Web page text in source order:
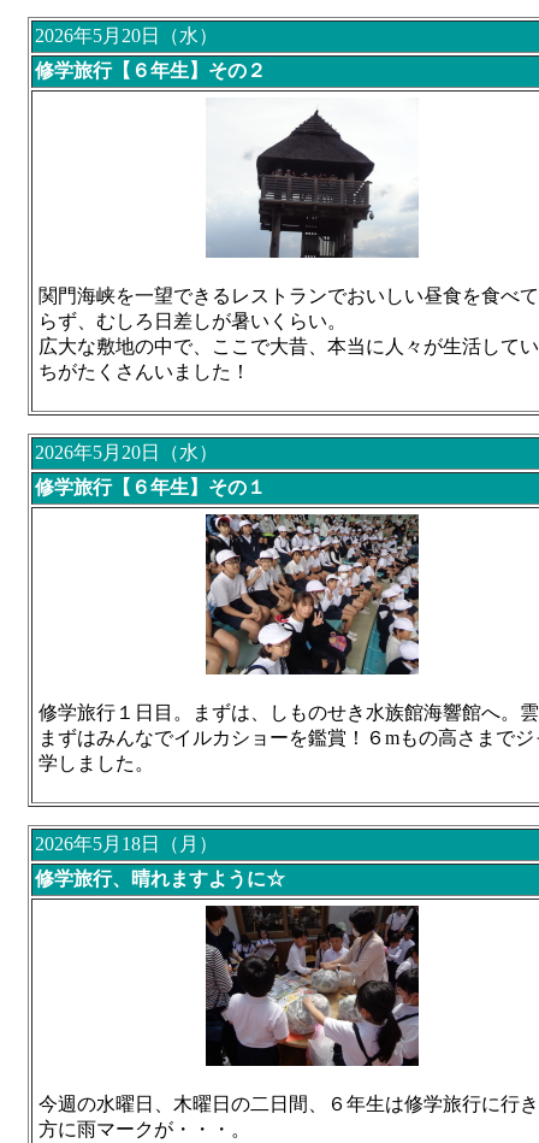
2026年5月20日（水）
修学旅行【６年生】その２
関門海峡を一望できるレストランでおいしい昼食を食べ
らず、むしろ日差しが暑いくらい。
広大な敷地の中で、ここで大昔、本当に人々が生活して
ちがたくさんいました！
2026年5月20日（水）
修学旅行【６年生】その１
修学旅行１日目。まずは、しものせき水族館海響館へ。
まずはみんなでイルカショーを鑑賞！６mもの高さまで
学しました。
2026年5月18日（月）
修学旅行、晴れますように☆
今週の水曜日、木曜日の二日間、６年生は修学旅行に行
方に雨マークが・・・。